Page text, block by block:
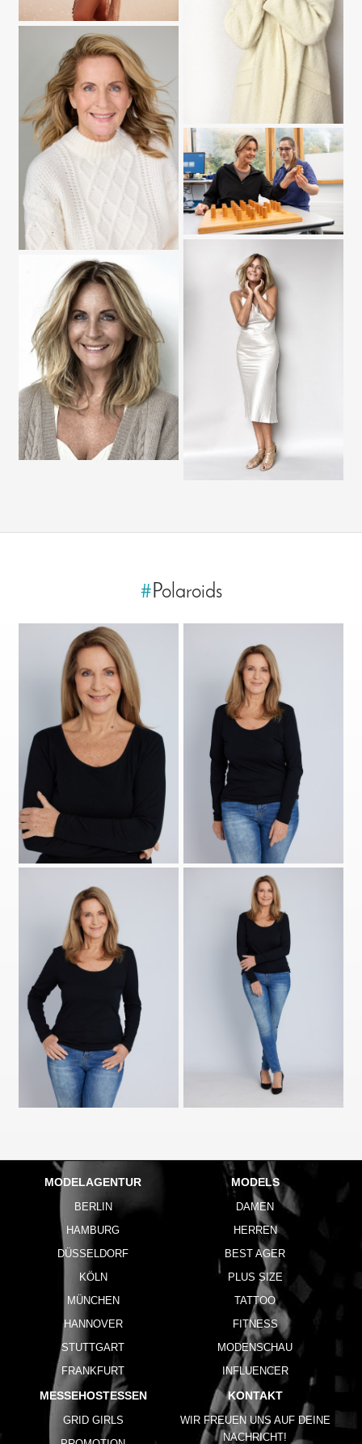
# Polaroids
MODELAGENTUR
BERLIN
HAMBURG
DÜSSELDORF
KÖLN
MÜNCHEN
HANNOVER
STUTTGART
FRANKFURT
MODELS
DAMEN
HERREN
BEST AGER
PLUS SIZE
TATTOO
FITNESS
MODENSCHAU
INFLUENCER
MESSEHOSTESSEN
GRID GIRLS
KONTAKT
WIR FREUEN UNS AUF DEINE
NACHRICHT!